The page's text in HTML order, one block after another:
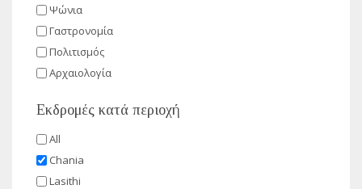
Ψώνια
Γαστρονομία
Πολιτισμός
Αρχαιολογία
Εκδρομές κατά περιοχή
All
Chania
Lasithi